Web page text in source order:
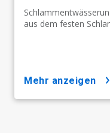
aus dem festen
mehr anzeigen